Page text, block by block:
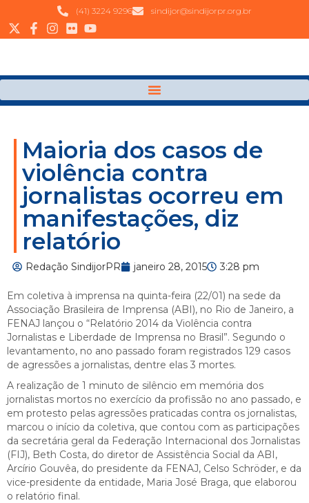
(41) 3224 9296 sindijor@sindijorpr.org.br
Maioria dos casos de
violência contra
jornalistas ocorreu em
manifestações, diz
relatório
Redação SindijorPR janeiro 28, 2015 3:28 pm
Em coletiva à imprensa na quinta-feira (22/01) na sede da
Associação Brasileira de Imprensa (ABI), no Rio de Janeiro, a
FENAJ lançou o “Relatório 2014 da Violência contra
Jornalistas e Liberdade de Imprensa no Brasil”. Segundo o
levantamento, no ano passado foram registrados 129 casos
de agressões a jornalistas, dentre elas 3 mortes.
A realização de 1 minuto de silêncio em memória dos
jornalistas mortos no exercício da profissão no ano passado, e
em protesto pelas agressões praticadas contra os jornalistas,
marcou o início da coletiva, que contou com as participações
da secretária geral da Federação Internacional dos Jornalistas
(FIJ), Beth Costa, do diretor de Assistência Social da ABI,
Arcírio Gouvêa, do presidente da FENAJ, Celso Schröder, e da
vice-presidente da entidade, Maria José Braga, que elaborou
o relatório final.